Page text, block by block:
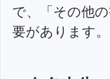
で、「その他
要があります。